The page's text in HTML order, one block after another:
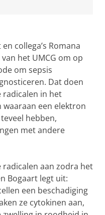
collega’s Romana
het UMCG om op
om sepsis
Dat doen
in het
een elektron
hebben,
met andere
radicalen aan zodra het
Bogaart legt uit:
een beschadiging
ze cytokinen aan,